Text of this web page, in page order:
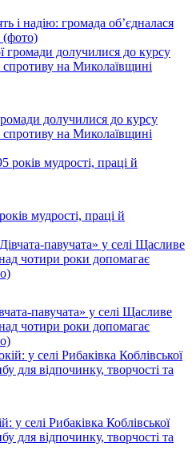
і надію: громада об’єдналася
(фото)
долучилися до курсу
спротиву на Миколаївщині
мудрості, праці й
павучата» у селі Щасливе
чотири роки допомагає
у селі Рибаківка Коблівської
для відпочинку, творчості та